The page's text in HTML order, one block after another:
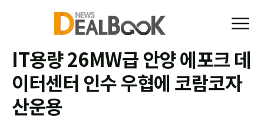
IT용량 26MW급 안양 에포크 데
이터센터 인수 우협에 코람코자
산운용